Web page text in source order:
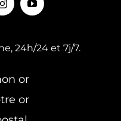
24h/24 et 7j/7.
or
or